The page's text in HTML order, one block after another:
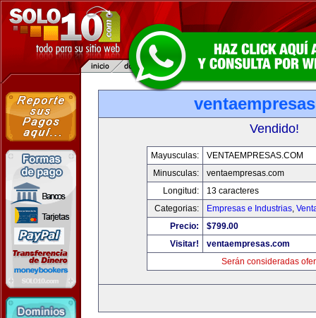
Vendido!
Mayusculas:
VENTAEMPRESAS.COM
Minusculas:
ventaempresas.com
Longitud:
13 caracteres
Categorias:
Empresas e Industrias,
Precio:
$799.00
Visitar!
ventaempresas.com
Serán consideradas